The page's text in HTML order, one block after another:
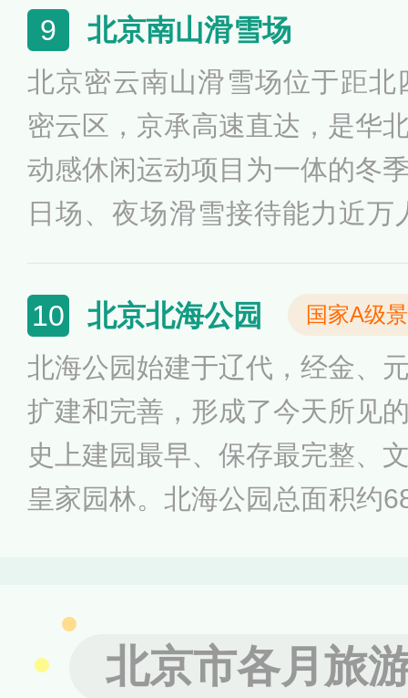
泉行宫等客房1500余套；有设
0多个；有7个风格独特的中
的川、鲁、粤等多种美味佳肴
9 北京南山滑雪场
北京密云南山滑雪场位于距
密云区，京承高速直达，是华
动感休闲运动项目为一体的冬
日场、夜场滑雪接待能力近
景色壮美、气候宜人。南山滑
爱好者营造安全、专业的滑
断发展与完善，现已建成高、
道和娱雪道共26条。
10 北京北海公园 国家A级
北海公园始建于辽代，经金、
扩建和完善，形成了今天所见
史上建园最早、保存最完整、
皇家园林。北海公园总面积约
斋、阐福寺等景点。其中琼岛
园的标志性建筑。
北京市各月旅